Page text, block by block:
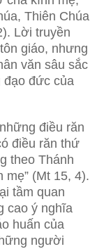
Thiên Chúa
Lời truyền
giáo, nhưng
văn sâu sắc
đạo đức của
điều răn
điều răn thứ
theo Thánh
(Mt 15, 4).
tầm quan
cao ý nghĩa
huấn của
người